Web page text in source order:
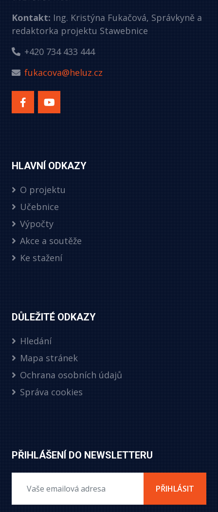
Kontakt:Ing. Kristýna Fukačová, Správkyně a
redaktorka projektu Stawebnice
+420 734 433 444
fukacova@heluz.cz
HLAVNÍ ODKAZY
O projektu
Učebnice
Výpočty
Akce a soutěže
Ke stažení
DŮLEŽITÉ ODKAZY
Hledání
Mapa stránek
Ochrana osobních údajů
Správa cookies
PŘIHLÁŠENÍ DO NEWSLETTERU
PŘIHLÁSIT